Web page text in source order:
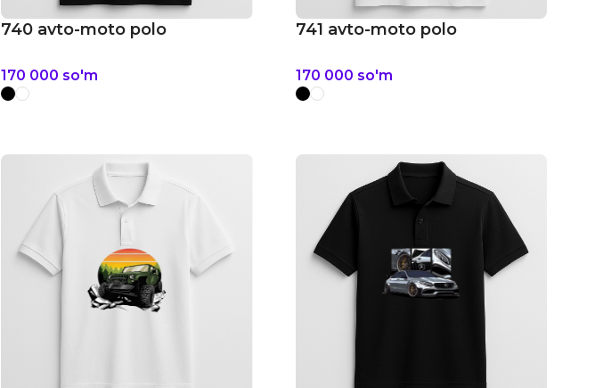
740 avto-moto polo
170 000 so'm
741 avto-moto polo
170 000 so'm